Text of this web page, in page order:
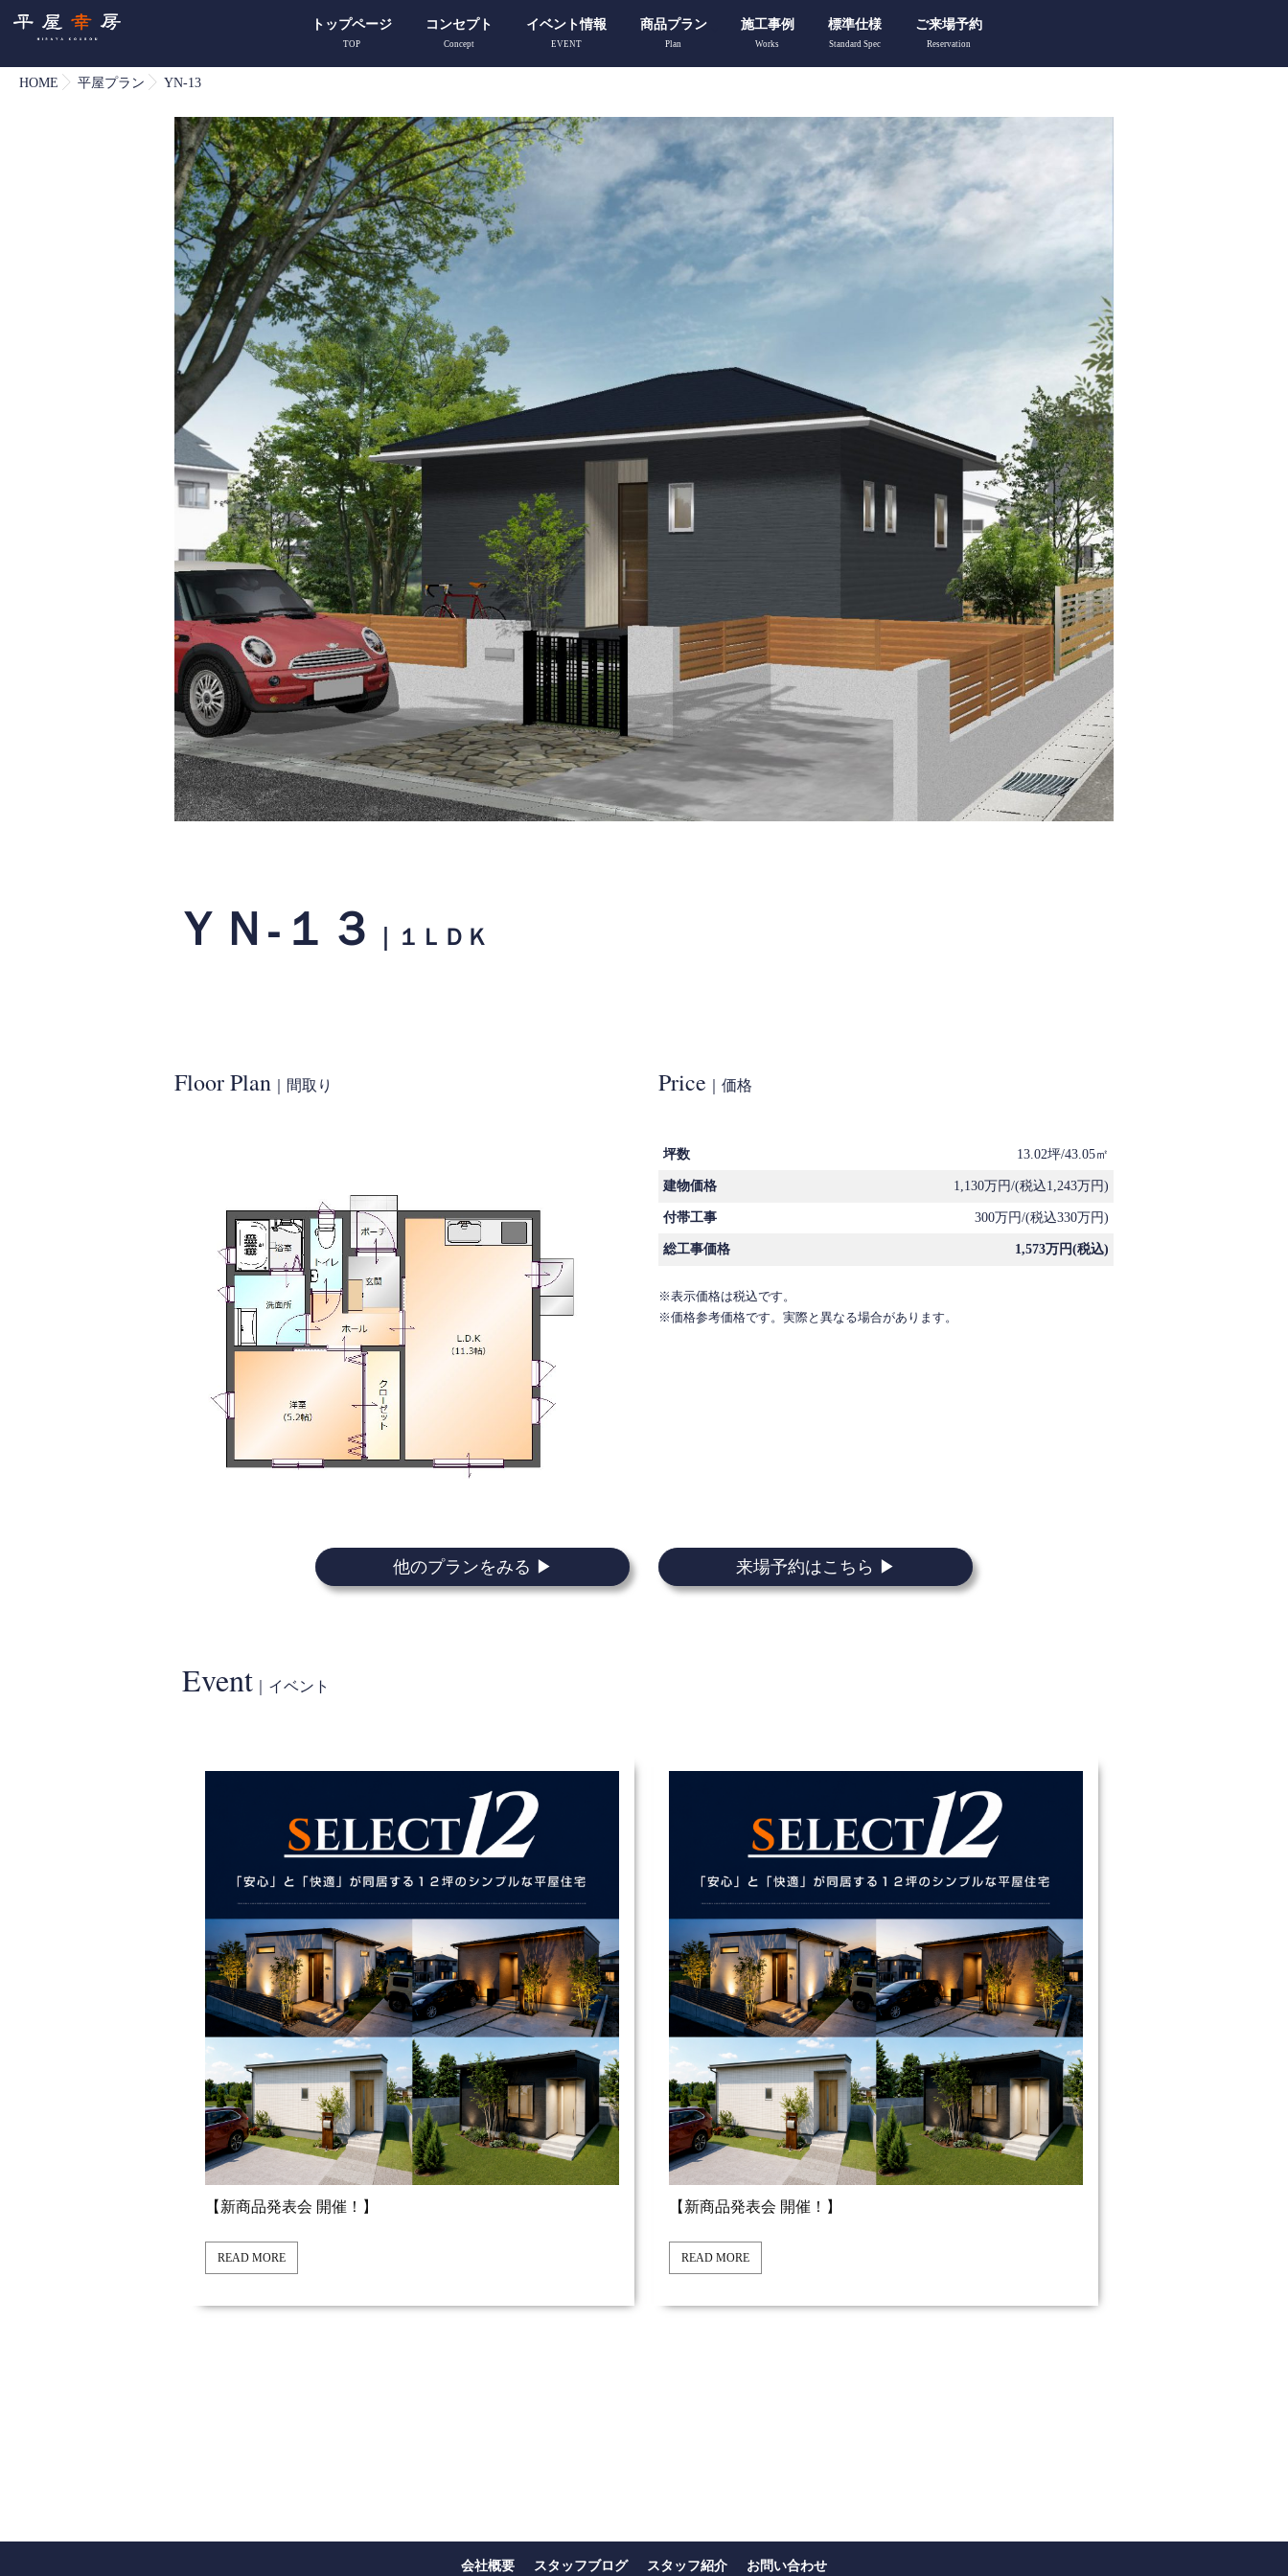
トップページ
TOP
コンセプト
Concept
イベント情報
EVENT
商品プラン
Plan
施工事例
Works
標準仕様
Standard Spec
ご来場予約
Reservation
HOME 平屋プラン YN-13
ＹＮ-１３ ｜１ＬＤＫ
Floor Plan ｜間取り Price ｜価格
坪数 13.02坪/43.05㎡
建物価格 1,130万円/(税込1,243万円)
付帯工事 300万円/(税込330万円)
総工事価格 1,573万円(税込)
※表示価格は税込です。
※価格参考価格です。実際と異なる場合があります。
他のプランをみる ▶ 来場予約はこちら ▶
Event ｜イベント
【新商品発表会 開催！】
READ MORE
【新商品発表会 開催！】
READ MORE
会社概要 スタッフブログ スタッフ紹介 お問い合わせ